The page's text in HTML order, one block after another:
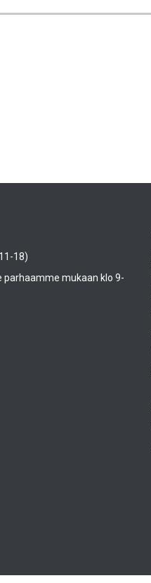
18)
parhaamme mukaan klo 9-